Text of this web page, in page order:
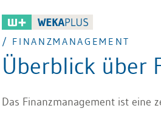
/ FINANZMANAGEMENT
Überblick über
Das Finanzmanagement ist eine